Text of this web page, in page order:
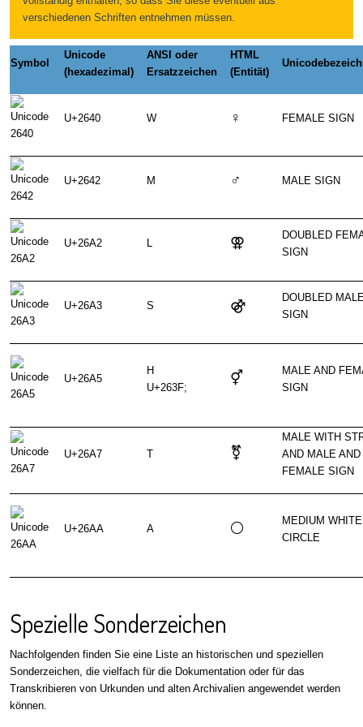
verschiedenen Schriften entnehmen müssen.
Symbol
Unicode
(hexadezimal)
ANSI oder
Ersatzzeichen
HTML
(Entität)
U+2640 W ♀ FEMALE SIGN
U+2642 M ♂ MALE SIGN
U+26A2 L ⚢
DOUBLED
SIGN
U+26A3 S ⚣
DOUBLED
SIGN
U+26A5
H
U+263F;
⚥
MALE AND
SIGN
U+26A7 T ⚧
MALE WITH
AND MALE AND
FEMALE SIGN
U+26AA A ⚪
MEDIUM WHITE
CIRCLE
Spezielle Sonderzeichen
Nachfolgenden finden Sie eine Liste an historischen und speziellen
Sonderzeichen, die vielfach für die Dokumentation oder für das
Transkribieren von Urkunden und alten Archivalien angewendet werden
können.